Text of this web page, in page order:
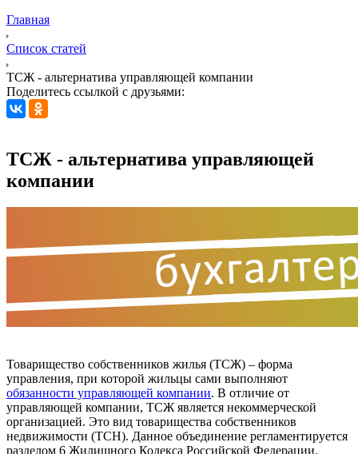
Главная
Список статей
ТСЖ - альтернатива управляющей компании
Поделитесь ссылкой с друзьями:
ТСЖ - альтернатива управляющей
компании
Товарищество собственников жилья (ТСЖ) – форма
управления, при которой жильцы сами выполняют
обязанности управляющей компании. В отличие от
управляющей компании, ТСЖ является некоммерческой
организацией. Это вид товарищества собственников
недвижимости (ТСН). Данное объединение регламентируется
разделом 6 Жилищного Кодекса Российской Федерации.